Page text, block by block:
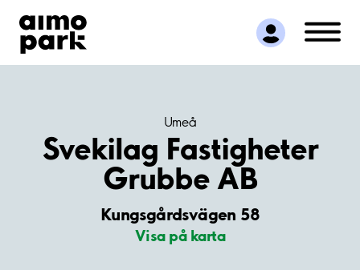
Hitta parkering
Samarbete
Kundservice
Umeå
Svekilag Fastigheter
Grubbe AB
Kungsgårdsvägen 58
Visa på karta